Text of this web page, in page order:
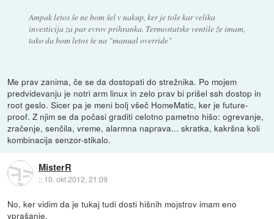
Ampak letos še ne bom šel v nakup, ker je tole kar velika
investicija za par evrov prihranka. Termostatske ventile že imam,
tako da bom letos še na "manual override"
Me prav zanima, če se da dostopati do strežnika. Po mojem
predvidevanju je notri arm linux in zelo prav bi prišel ssh dostop in
root geslo. Sicer pa je meni bolj všeč HomeMatic, ker je future-
proof. Z njim se da počasi graditi celotno pametno hišo: ogrevanje,
zračenje, senčila, vreme, alarmna naprava... skratka, kakršna koli
kombinacija senzor-stikalo.
MisterR
:: 10. okt 2012, 21:09
No, ker vidim da je tukaj tudi dosti hišnih mojstrov imam eno
vprašanje.